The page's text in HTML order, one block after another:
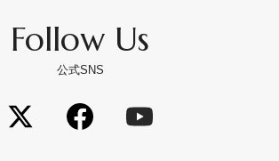
Follow Us
公式SNS